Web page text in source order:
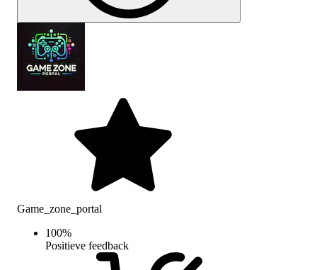
Game_zone_portal
100%
Positieve feedback